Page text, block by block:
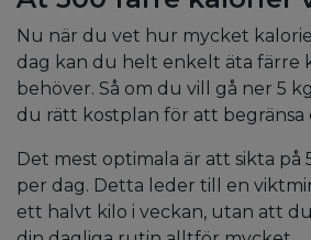
Nu när du vet hur mycket
dag kan du helt enkelt äta färre
behöver. Så om du vill gå ner 5
du rätt kostplan för att begränsa
Det mest optimala är att sikta på
per dag. Detta leder till en
ett halvt kilo i veckan, utan att